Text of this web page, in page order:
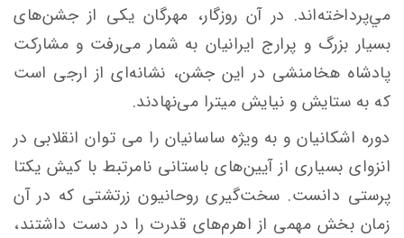
مي‌پرداخته‌اند. در آن روزگار، مهرگان يكی از جشن‌های
بسيار بزرگ و پرارج ايرانيان به شمار می‌رفت و مشارکت
پادشاه هخامنشی در اين جشن، نشانه‌ای از ارجی است
كه به ستايش و نيايش میترا می‌نهادند.
دوره‌ اشکانیان و به ویژه ساسانيان را می توان انقلابی‌ در
انزوای بسياری از آيين‌های باستانی نامرتبط با کیش یکتا
پرستی دانست. سخت‌گيری‌ روحانيون زرتشتی كه در آن
زمان بخش مهمی از اهرم‌های قدرت را در دست ‌داشتند،